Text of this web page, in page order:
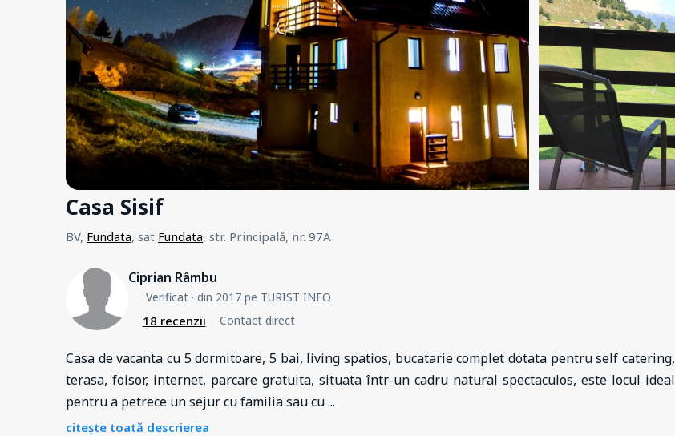
Casa Sisif
BV, Fundata, sat Fundata, str. Principală, nr. 97A
Ciprian Râmbu
Verificat· din 2017 pe TURIST INFO
18 recenzii Contact direct
Casa de vacanta cu 5 dormitoare, 5 bai, living spatios, bucatarie complet dotata pentru self catering,
terasa, foisor, internet, parcare gratuita, situata într-un cadru natural spectaculos, este locul ideal
pentru a petrece un sejur cu familia sau cu...
citește toată descrierea